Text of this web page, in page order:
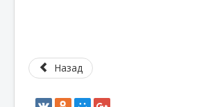
Назад